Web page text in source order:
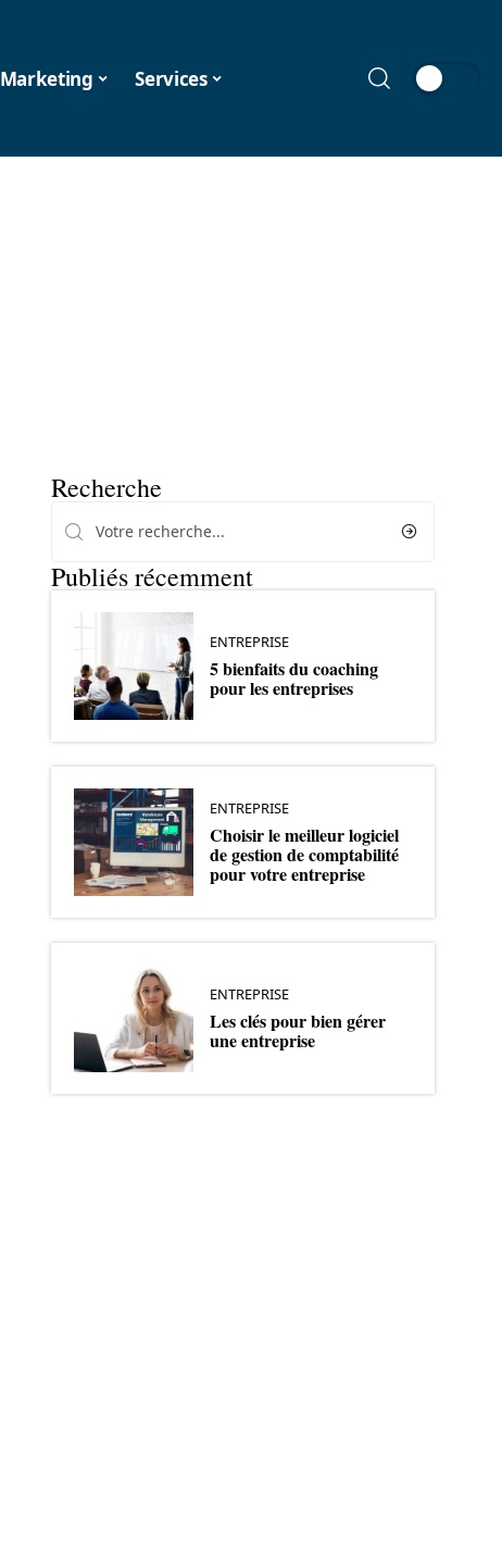
Marketing Services
Recherche
Publiés récemment
ENTREPRISE
5 bienfaits du coaching
pour les entreprises
ENTREPRISE
Choisir le meilleur logiciel
de gestion de comptabilité
pour votre entreprise
ENTREPRISE
Les clés pour bien gérer
une entreprise